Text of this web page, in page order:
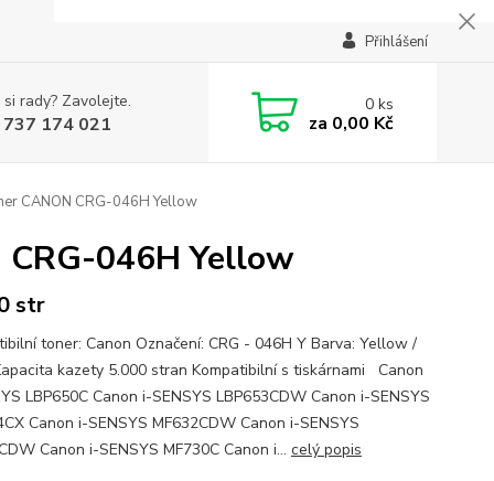
Přihlášení
rady? Zavolejte.
174 021
0ks
za 0,00 Kč
CANON CRG-046H Yellow
046H Yellow
str
toner: Canon Označení: CRG - 046H Y Barva: Yellow /
kazety 5.000 stran Kompatibilní s tiskárnami Canon
LBP650C Canon i-SENSYS LBP653CDW Canon i-SENSYS
Canon i-SENSYS MF632CDW Canon i-SENSYS
Canon i-SENSYS MF730C Canon i... celý popis